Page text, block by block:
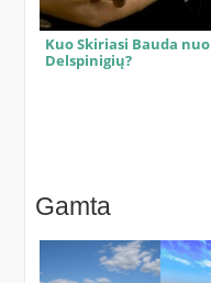
Kuo Skiriasi Bauda nuo
Delspinigių?
Gamta